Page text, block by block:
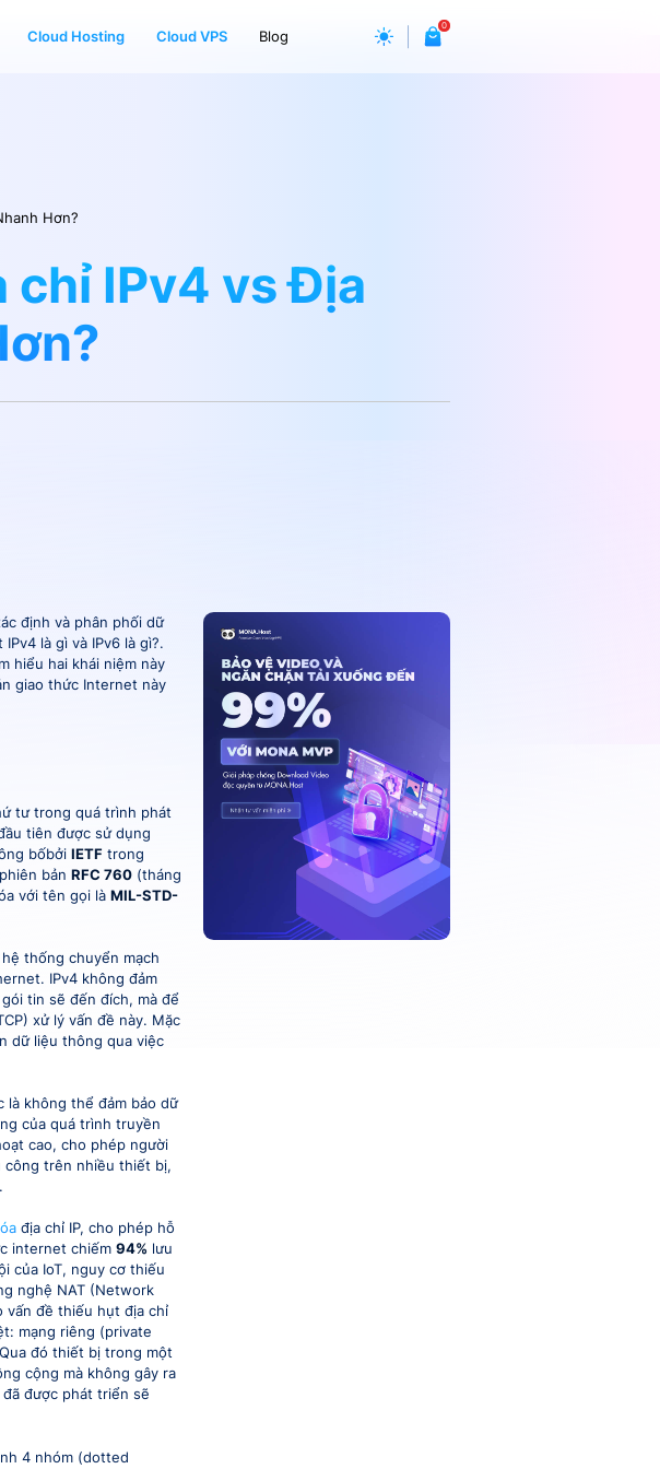
Cloud Hosting Cloud VPS Blog
0
Hơn?
chỉ IPv4 vs Địa
định và phân phối dữ
là gì và IPv6 là gì?.
hiểu hai khái niệm này
giao thức Internet này
tư trong quá trình phát
tiên được sử dụng
bốbởi IETF trong
bản RFC 760(tháng
với tên gọi là MIL-STD-
thống chuyển mạch
IPv4 không đảm
tin sẽ đến đích, mà để
xử lý vấn đề này. Mặc
dữ liệu thông qua việc
không thể đảm bảo dữ
của quá trình truyền
cao, cho phép người
trên nhiều thiết bị,
địa chỉ IP, cho phép hỗ
internet chiếm 94% lưu
của IoT, nguy cơ thiếu
nghệ NAT (Network
vấn đề thiếu hụt địa chỉ
mạng riêng (private
đó thiết bị trong một
cộng mà không gây ra
được phát triển sẽ
4 nhóm (dotted